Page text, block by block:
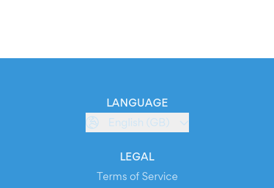
LANGUAGE
English (GB)
LEGAL
Terms of Service